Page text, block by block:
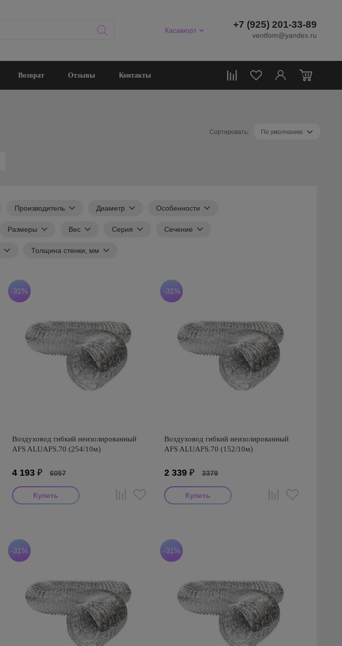
Хасавюрт
+7 (925) 201-33-89
ventfom@yandex.ru
0
Возврат Отзывы Контакты
Сортировать: По умолчанию
Производитель Диаметр Особенности
Размеры Вес Серия Сечение
Толщина стенки, мм
-31%
Воздуховод гибкий неизолированный
AFS ALUAFS.70 (254/10м)
4 193₽ 6057
-31%
Воздуховод гибкий неизолированный
AFS ALUAFS.70 (152/10м)
2 339 ₽ 3379
-31% -31%